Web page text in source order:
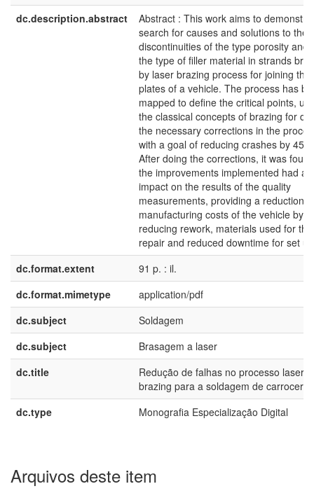
dc.description.abstract
Abstract : This work aims to
search for causes and solutions to the
discontinuities of the type porosity and
the type of filler material in strands
by laser brazing process for joining the
plates of a vehicle. The process has
mapped to define the critical points,
the classical concepts of brazing for
the necessary corrections in the
with a goal of reducing crashes by
After doing the corrections, it was
the improvements implemented had a
impact on the results of the quality
measurements, providing a reduction in
manufacturing costs of the vehicle by
reducing rework, materials used for the
repair and reduced downtime for set
dc.format.extent
91 p. : il.
dc.format.mimetype
application/pdf
dc.subject
Soldagem
dc.subject
Brasagem a laser
dc.title
Redução de falhas no processo laser
brazing para a soldagem de
dc.type
Monografia Especialização Digital
Arquivos deste item